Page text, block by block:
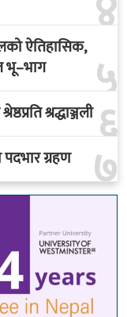
५
ऐतिहासिक,
भू–भाग
६
श्रद्धाञ्जली
७
पदभार ग्रहण